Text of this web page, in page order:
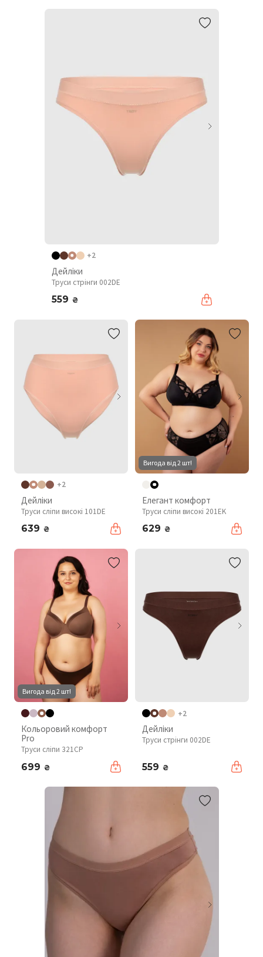
+2
Дейліки
Труси стрінги 002DE
559 ₴
+2
Дейліки
Труси сліпи високі 101DE
639 ₴
Вигода від 2 шт!
Елегант комфорт
Труси сліпи високі 201EK
629 ₴
Вигода від 2 шт!
Кольоровий комфорт
Pro
Труси сліпи 321CP
699 ₴
+2
Дейліки
Труси стрінги 002DE
559 ₴